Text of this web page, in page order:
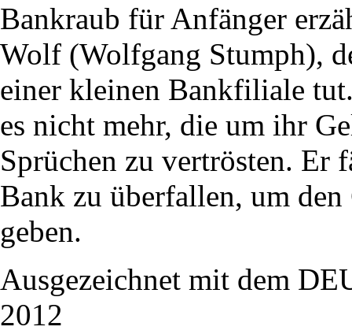
Bankraub für Anfänger
Wolf (Wolfgang Stumph),
einer kleinen Bankfiliale
es nicht mehr, die um ihr
Sprüchen zu vertrösten. Er
Bank zu überfallen, um
geben.
Ausgezeichnet mit dem
2012